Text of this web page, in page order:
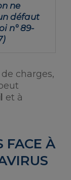
ne
défaut
n° 89-
charges,
et à
FACE À